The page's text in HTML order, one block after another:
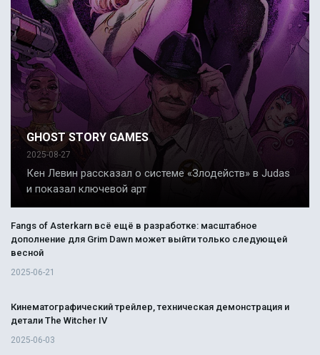
GHOST STORY GAMES
2025-08-27
Кен Левин рассказал о системе «Злодейств» в Judas
и показал ключевой арт
Fangs of Asterkarn всё ещё в разработке: масштабное
дополнение для Grim Dawn может выйти только следующей
весной
2025-06-21
Кинематографический трейлер, техническая демонстрация и
детали The Witcher IV
2025-06-03